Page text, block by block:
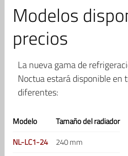
Modelos
precios
La nueva gama de
Noctua estará disponible en
diferentes:
Modelo
Tamaño del radiador
NL-LC1-24
240 mm